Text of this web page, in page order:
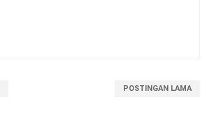
POSTINGAN LAMA